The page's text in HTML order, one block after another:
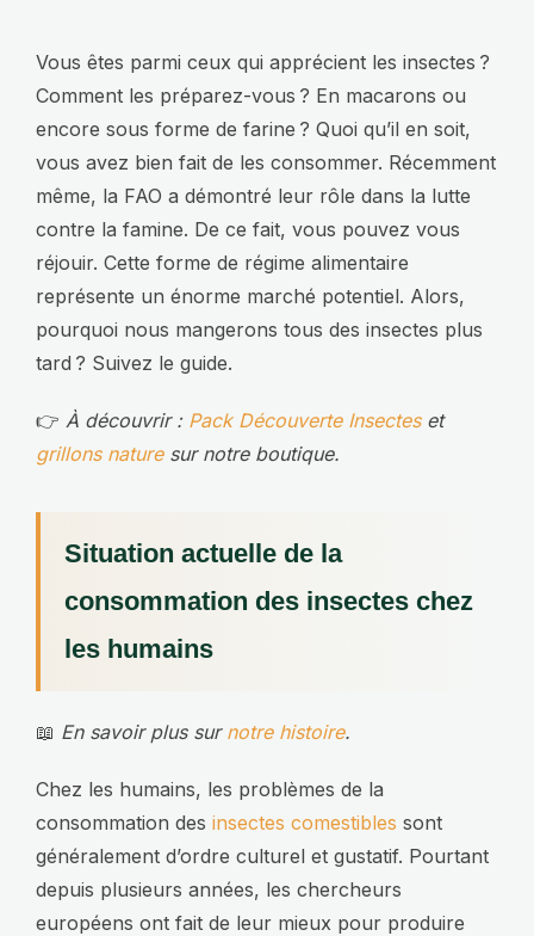
Vous êtes parmi ceux qui apprécient les insectes ?
Comment les préparez-vous ? En macarons ou
encore sous forme de farine ? Quoi qu’il en soit,
vous avez bien fait de les consommer. Récemment
même, la FAO a démontré leur rôle dans la lutte
contre la famine. De ce fait, vous pouvez vous
réjouir. Cette forme de régime alimentaire
représente un énorme marché potentiel. Alors,
pourquoi nous mangerons tous des insectes plus
tard ? Suivez le guide.
👉 À découvrir : Pack Découverte Insecteset
grillons naturesur notre boutique.
Situation actuelle de la
consommation des insectes chez
les humains
📖 En savoir plus sur notre histoire.
Chez les humains, les problèmes de la
consommation des insectes comestibles sont
généralement d’ordre culturel et gustatif. Pourtant
depuis plusieurs années, les chercheurs
européens ont fait de leur mieux pour produire